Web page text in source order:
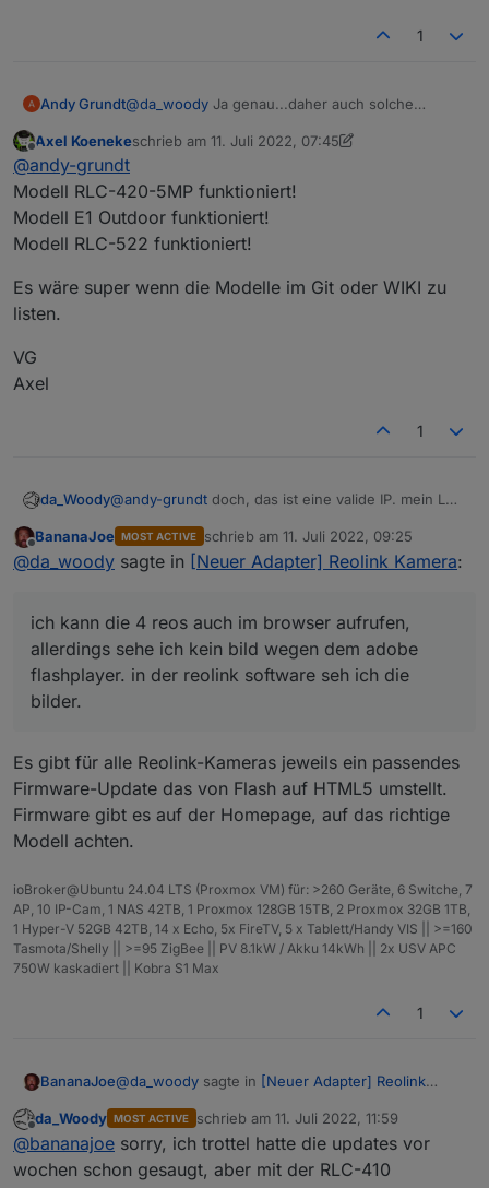
1
Andy Grundt@da_woody Ja genau...daher auch solche
Offline
Axel Koenekeschrieb am 11. Juli 2022, 07:45
zuletzt editiert von Axel Koeneke
@andy-grundt
Modell RLC-420-5MP funktioniert!
Modell E1 Outdoor funktioniert!
Modell RLC-522 funktioniert!
Es wäre super wenn die Modelle im Git oder WIKI zu
listen.
VG
Axel
1
da_Woody@andy-grundt doch, das ist eine valide IP. mein LAN
hab mal rumgefummelt, das richtige passwort
rausgefunden, auf kanal1 umgestellt, keine
ich kann die 4 reos auch im browser aufrufen,
allerdings sehe ich kein bild wegen dem adobe
flashplayer. in der reolink software seh ich die
bilder.
Offline
BananaJoe MOST ACTIVE schrieb am 11. Juli 2022, 09:25
zuletzt editiert von
@da_woody sagte in [Neuer Adapter] Reolink Kamera:
ich kann die 4 reos auch im browser aufrufen,
allerdings sehe ich kein bild wegen dem adobe
flashplayer. in der reolink software seh ich die
bilder.
Es gibt für alle Reolink-Kameras jeweils ein passendes
Firmware-Update das von Flash auf HTML5 umstellt.
Firmware gibt es auf der Homepage, auf das richtige
Modell achten.
ioBroker@Ubuntu 24.04 LTS (Proxmox VM) für: >260 Geräte, 6 Switche, 7
AP, 10 IP-Cam, 1 NAS 42TB, 1 Proxmox 128GB 15TB, 2 Proxmox 32GB 1TB,
1 Hyper-V 52GB 42TB, 14 x Echo, 5x FireTV, 5 x Tablett/Handy VIS || >=160
Tasmota/Shelly || >=95 ZigBee || PV 8.1kW / Akku 14kWh || 2x USV APC
750W kaskadiert || Kobra S1 Max
1
BananaJoe@da_woody sagte in [Neuer Adapter] Reolink
ich kann die 4 reos auch im browser aufrufen,
allerdings sehe ich kein bild wegen dem
adobe flashplayer. in der reolink software seh
Es gibt für alle Reolink-Kameras jeweils ein
Offline
da_Woody MOST ACTIVE schrieb am 11. Juli 2022, 11:59
zuletzt editiert von
@bananajoe sorry, ich trottel hatte die updates vor
wochen schon gesaugt, aber mit der RLC-410